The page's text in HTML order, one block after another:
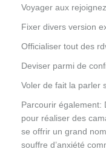
Voyager aux
Fixer divers version
Officialiser tout des
Deviser parmi de
Voler de fait la parler
Parcourir également:
pour réaliser des
se offrir un grand
souffre d’anxiété